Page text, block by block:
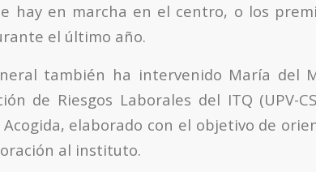
hay en marcha en el centro, o los
el último año.
también ha intervenido María del
de Riesgos Laborales del ITQ (UPV-
elaborado con el objetivo de
al instituto.